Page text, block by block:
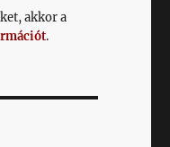
akkor a
.